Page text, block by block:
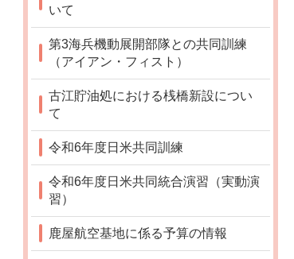
いて
第3海兵機動展開部隊との共同訓練
（アイアン・フィスト）
古江貯油処における桟橋新設につい
て
令和6年度日米共同訓練
令和6年度日米共同統合演習（実動演
習）
鹿屋航空基地に係る予算の情報